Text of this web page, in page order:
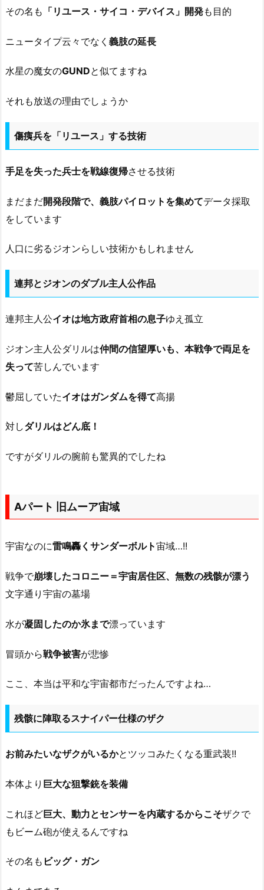
その名も 「リユース・サイコ・デバイス」開発も目的
ニュータイプ云々でなく 義肢の延長
水星の魔女のGUNDと似てますね
それも放送の理由でしょうか
傷痍兵を「リユース」する技術
手足を失った兵士を戦線復帰させる技術
まだまだ開発段階で、義肢パイロットを集めてデータ採取
をしています
人口に劣るジオンらしい技術かもしれません
連邦とジオンのダブル主人公作品
連邦主人公イオは地方政府首相の息子ゆえ孤立
ジオン主人公ダリルは仲間の信望厚いも、本戦争で両足を
失って苦しんでいます
鬱屈していたイオはガンダムを得て高揚
対しダリルはどん底！
ですがダリルの腕前も驚異的でしたね
Aパート 旧ムーア宙域
宇宙なのに雷鳴轟くサンダーボルト宙域…!!
戦争で崩壊したコロニー＝宇宙居住区、無数の残骸が漂う
文字通り宇宙の墓場
水が凝固したのか氷まで漂っています
冒頭から戦争被害が悲惨
ここ、本当は平和な宇宙都市だったんですよね…
残骸に陣取るスナイパー仕様のザク
お前みたいなザクがいるかとツッコみたくなる重武装!!
本体より 巨大な狙撃銃を装備
これほど巨大、動力とセンサーを内蔵するからこそザクで
もビーム砲が使えるんですね
その名も ビッグ・ガン